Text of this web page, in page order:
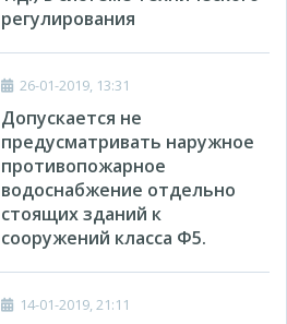
регулирования
26-01-2019, 13:31
Допускается не
предусматривать наружное
противопожарное
водоснабжение отдельно
стоящих зданий к
сооружений класса Ф5.
14-01-2019, 21:11